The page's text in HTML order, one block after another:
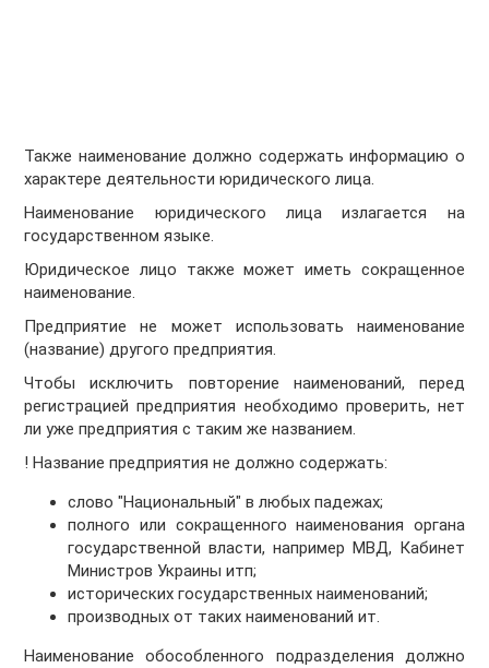
Также наименование должно содержать информацию о
характере деятельности юридического лица.
Наименование юридического лица излагается на
государственном языке.
Юридическое лицо также может иметь сокращенное
наименование.
Предприятие не может использовать наименование
(название) другого предприятия.
Чтобы исключить повторение наименований, перед
регистрацией предприятия необходимо проверить, нет
ли уже предприятия с таким же названием.
! Название предприятия не должно содержать:
слово "Национальный" в любых падежах;
полного или сокращенного наименования органа
государственной власти, например МВД, Кабинет
Министров Украины итп;
исторических государственных наименований;
производных от таких наименований ит.
Наименование обособленного подразделения должно